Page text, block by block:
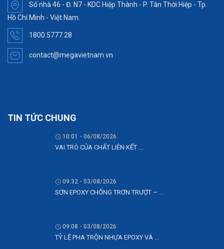
Số nhà 46 - Đ. N7 - KDC Hiệp Thành - P. Tân Thới Hiệp - Tp.
Hồ Chí Minh - Việt Nam.
1800.5777.28
contact@megavietnam.vn
TIN TỨC CHUNG
10:01 - 06/08/2026
VAI TRÒ CỦA CHẤT LIÊN KẾT ...
09:32 - 03/08/2026
SƠN EPOXY CHỐNG TRƠN TRƯỢT – ...
TỶ LỆ PHA TRỘN NHỰA EPOXY VÀ ...